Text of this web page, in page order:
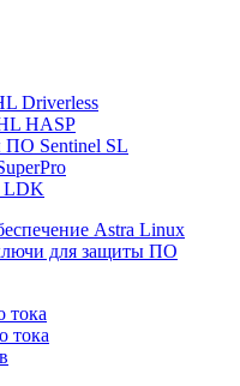
Driverless
HASP
Sentinel SL
LDK
Astra Linux
для защиты ПО
тока
тока